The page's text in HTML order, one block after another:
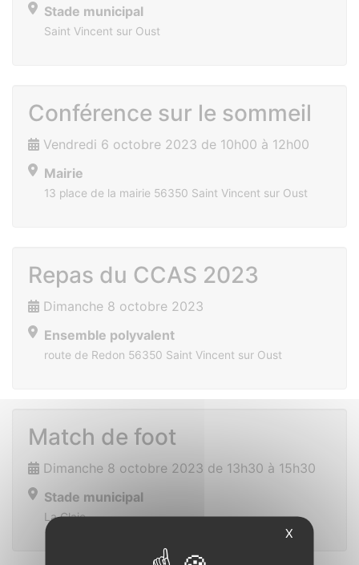
Stade municipal
Saint Vincent sur Oust
Conférence sur le sommeil
Vendredi 6 octobre 2023 de 10h00 à 12h00
Mairie
13 place de la mairie 56350 Saint Vincent sur Oust
Repas du CCAS 2023
Dimanche 8 octobre 2023
Ensemble polyvalent
route de Redon 56350 Saint Vincent sur Oust
Match de foot
Dimanche 8 octobre 2023 de 13h30 à 15h30
Stade municipal
La Claie
X